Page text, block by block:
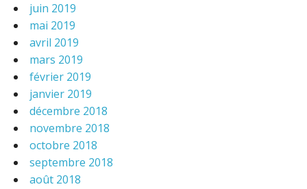
juin 2019
mai 2019
avril 2019
mars 2019
février 2019
janvier 2019
décembre 2018
novembre 2018
octobre 2018
septembre 2018
août 2018